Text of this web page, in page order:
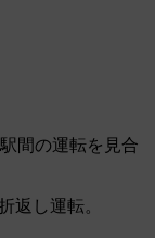
間の運転を見合
返し運転。